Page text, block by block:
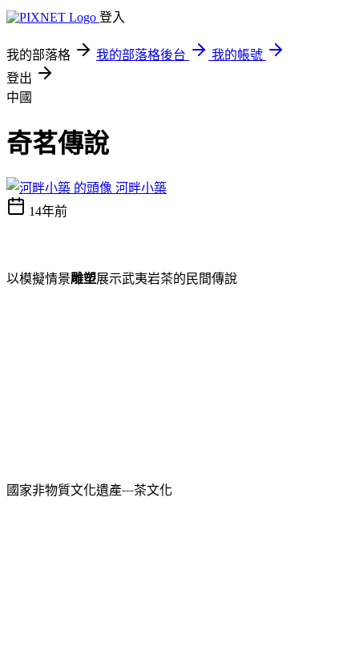
登入
我的部落格 我的部落格後台
我的帳號
登出
中國
奇茗傳說
河畔小築
14年前
以模擬情景雕塑展示武夷岩茶的民間傳說
國家非物質文化遺產---茶文化